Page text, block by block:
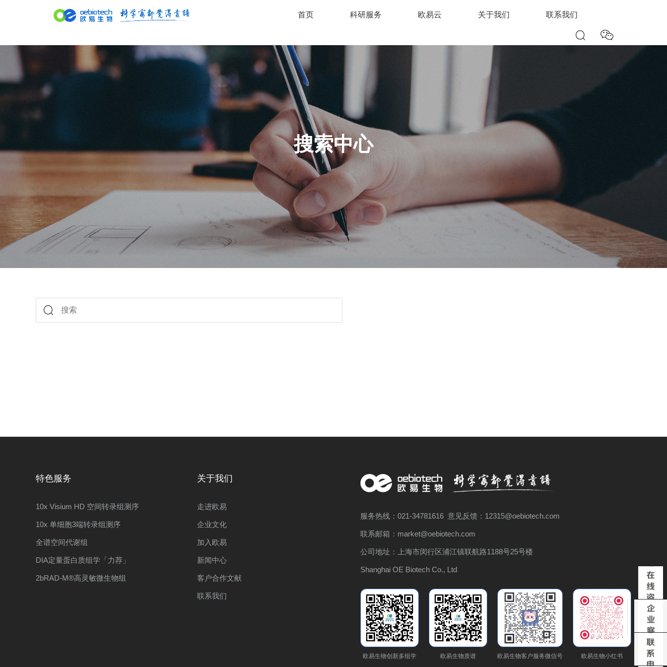
首页 科研服务 欧易云 关于我们 联系我们
搜索中心
特色服务
10x Visium HD 空间转录组测序
10x 单细胞3端转录组测序
全谱空间代谢组
DIA定量蛋白质组学「力荐」
2bRAD-M®高灵敏微生物组
关于我们
走进欧易
企业文化
加入欧易
新闻中心
客户合作文献
联系我们
服务热线：021-34781616 意见反馈：12315@oebiotech.com
联系邮箱：market@oebiotech.com
公司地址：上海市闵行区浦江镇联航路1188号25号楼
Shanghai OE Biotech Co., Ltd
欧易生物创新多组学 欧易生物质谱 欧易生物客户服务微信号 欧易生物小红书